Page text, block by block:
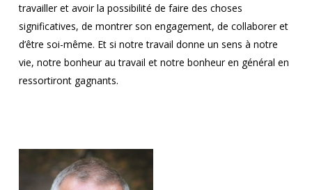
travailler et avoir la possibilité de faire des choses
significatives, de montrer son engagement, de collaborer et
d’être soi-même. Et si notre travail donne un sens à notre
vie, notre bonheur au travail et notre bonheur en général en
ressortiront gagnants.